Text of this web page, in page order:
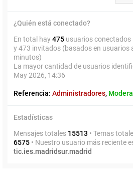
¿Quién está conectado?
En total hay475 usuarios conectados
y 473 invitados (basados en usuarios
minutos)
La mayor cantidad de usuarios
May 2026, 14:36
Referencia: Administradores,
Estadísticas
Mensajes totales 15513 • Temas
6575 • Nuestro usuario más reciente
tic.ies.madridsur.madrid